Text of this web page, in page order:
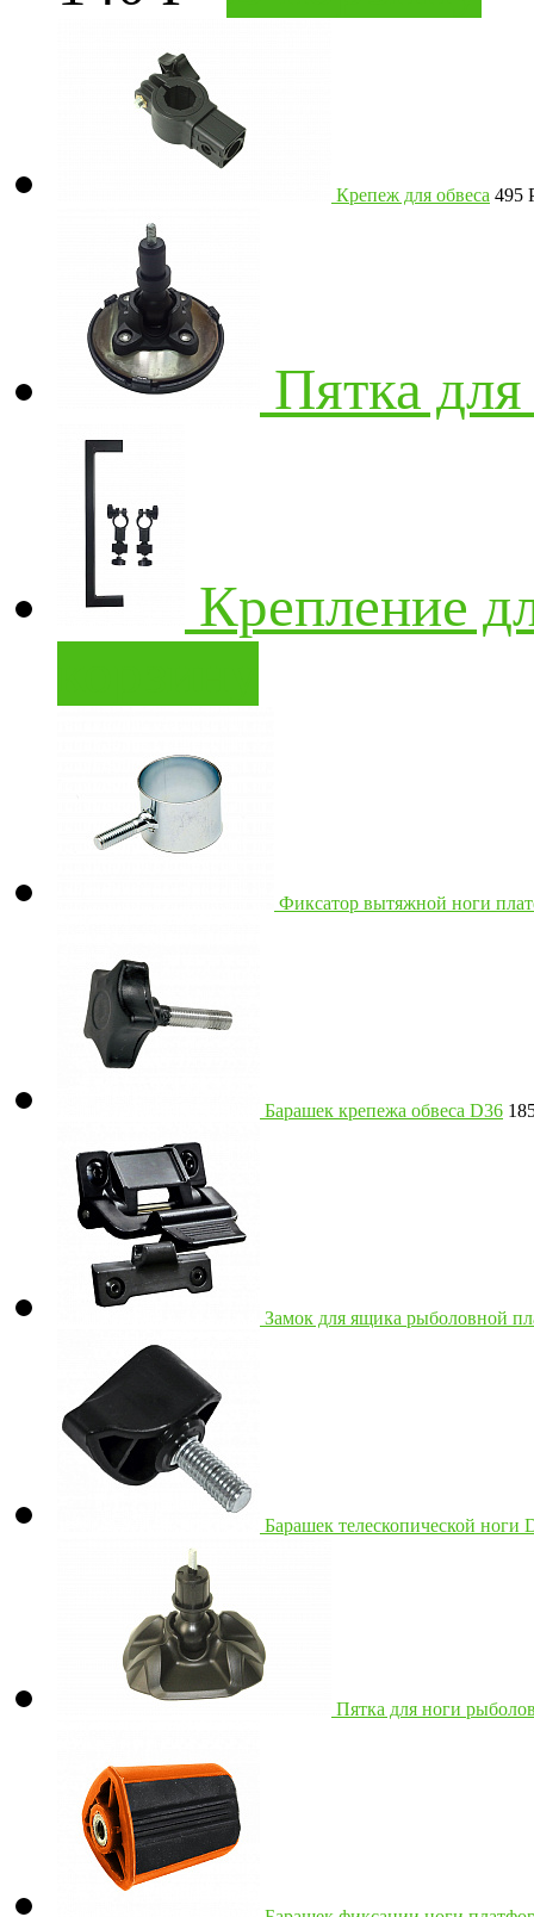
Крепеж для обвеса 495
Пятка
Крепление
Фиксатор вытяжной ноги
Барашек крепежа обвеса D36
Замок для ящика рыболовной
Барашек телескопической ноги
Пятка для ноги